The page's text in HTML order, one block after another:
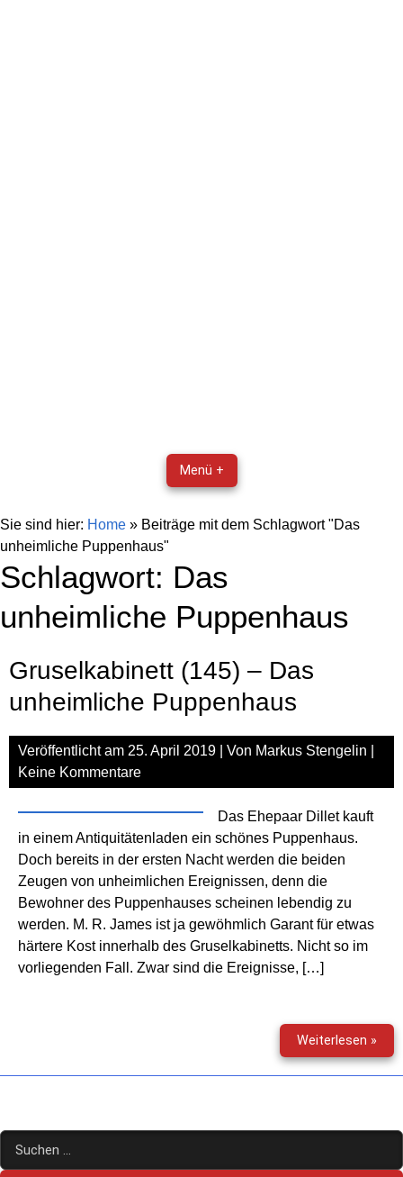
Menü +
Sie sind hier: Home » Beiträge mit dem Schlagwort "Das
unheimliche Puppenhaus"
Schlagwort: Das
unheimliche Puppenhaus
Gruselkabinett (145) – Das
unheimliche Puppenhaus
Veröffentlicht am 25. April 2019 | Von Markus Stengelin
Keine Kommentare
Das Ehepaar Dillet kauft
in einem Antiquitätenladen ein schönes Puppenhaus.
Doch bereits in der ersten Nacht werden die beiden
Zeugen von unheimlichen Ereignissen, denn die
Bewohner des Puppenhauses scheinen lebendig zu
werden. M. R. James ist ja gewöhmlich Garant für etwas
härtere Kost innerhalb des Gruselkabinetts. Nicht so im
vorliegenden Fall. Zwar sind die Ereignisse, […]
Weiterlesen »
–
Suchen
nach: